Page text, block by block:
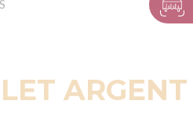
ARGENT